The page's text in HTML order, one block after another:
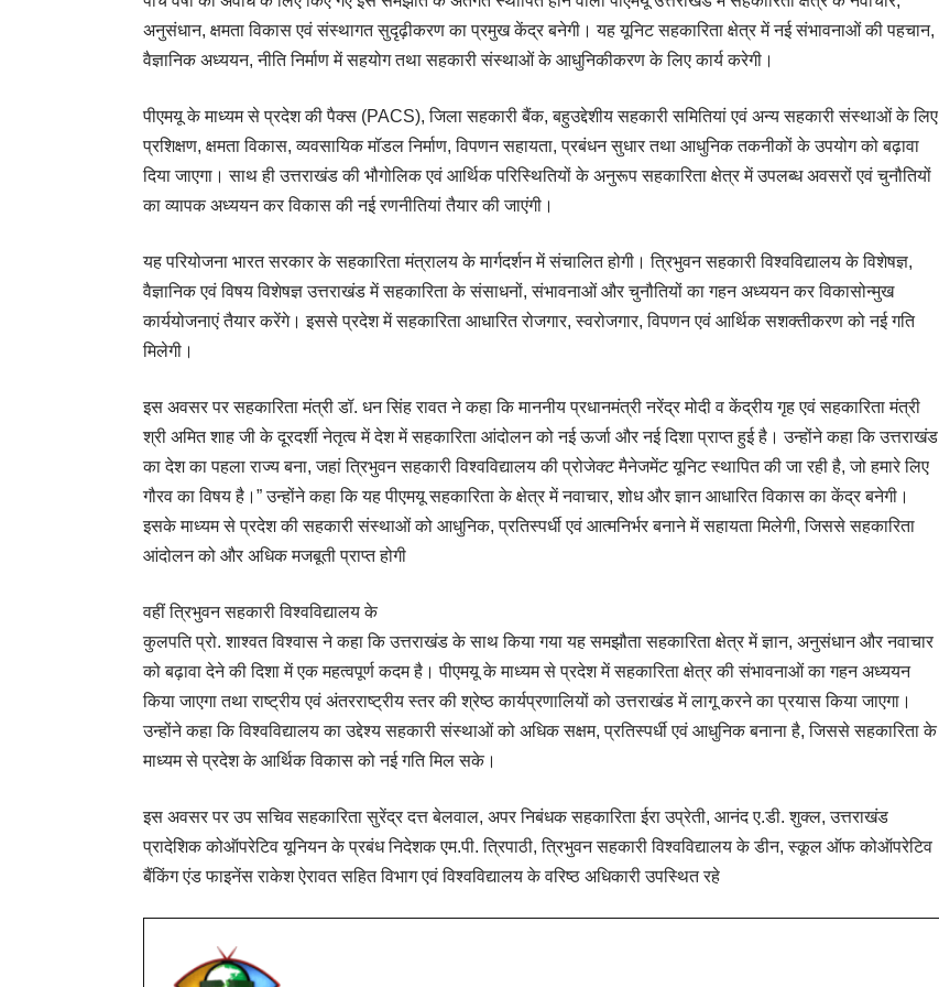
अनुसंधान, क्षमता विकास एवं संस्थागत सुदृढ़ीकरण का प्रमुख केंद्र बनेगी। यह यूनिट सहकारिता क्षेत्र में नई संभावनाओं की पहचान,
वैज्ञानिक अध्ययन, नीति निर्माण में सहयोग तथा सहकारी संस्थाओं के आधुनिकीकरण के लिए कार्य करेगी।
पीएमयू के माध्यम से प्रदेश की पैक्स (PACS), जिला सहकारी बैंक, बहुउद्देशीय सहकारी समितियां एवं अन्य सहकारी संस्थाओं के लिए
प्रशिक्षण, क्षमता विकास, व्यवसायिक मॉडल निर्माण, विपणन सहायता, प्रबंधन सुधार तथा आधुनिक तकनीकों के उपयोग को बढ़ावा
दिया जाएगा। साथ ही उत्तराखंड की भौगोलिक एवं आर्थिक परिस्थितियों के अनुरूप सहकारिता क्षेत्र में उपलब्ध अवसरों एवं चुनौतियों
का व्यापक अध्ययन कर विकास की नई रणनीतियां तैयार की जाएंगी।
यह परियोजना भारत सरकार के सहकारिता मंत्रालय के मार्गदर्शन में संचालित होगी। त्रिभुवन सहकारी विश्वविद्यालय के विशेषज्ञ,
वैज्ञानिक एवं विषय विशेषज्ञ उत्तराखंड में सहकारिता के संसाधनों, संभावनाओं और चुनौतियों का गहन अध्ययन कर विकासोन्मुख
कार्ययोजनाएं तैयार करेंगे। इससे प्रदेश में सहकारिता आधारित रोजगार, स्वरोजगार, विपणन एवं आर्थिक सशक्तीकरण को नई गति
मिलेगी।
इस अवसर पर सहकारिता मंत्री डॉ. धन सिंह रावत ने कहा कि माननीय प्रधानमंत्री नरेंद्र मोदी व केंद्रीय गृह एवं सहकारिता मंत्री
श्री अमित शाह जी के दूरदर्शी नेतृत्व में देश में सहकारिता आंदोलन को नई ऊर्जा और नई दिशा प्राप्त हुई है। उन्होंने कहा कि उत्तराखंड
का देश का पहला राज्य बना, जहां त्रिभुवन सहकारी विश्वविद्यालय की प्रोजेक्ट मैनेजमेंट यूनिट स्थापित की जा रही है, जो हमारे लिए
गौरव का विषय है।” उन्होंने कहा कि यह पीएमयू सहकारिता के क्षेत्र में नवाचार, शोध और ज्ञान आधारित विकास का केंद्र बनेगी।
इसके माध्यम से प्रदेश की सहकारी संस्थाओं को आधुनिक, प्रतिस्पर्धी एवं आत्मनिर्भर बनाने में सहायता मिलेगी, जिससे सहकारिता
आंदोलन को और अधिक मजबूती प्राप्त होगी
वहीं त्रिभुवन सहकारी विश्वविद्यालय के
कुलपति प्रो. शाश्वत विश्वास ने कहा कि उत्तराखंड के साथ किया गया यह समझौता सहकारिता क्षेत्र में ज्ञान, अनुसंधान और नवाचार
को बढ़ावा देने की दिशा में एक महत्वपूर्ण कदम है। पीएमयू के माध्यम से प्रदेश में सहकारिता क्षेत्र की संभावनाओं का गहन अध्ययन
किया जाएगा तथा राष्ट्रीय एवं अंतरराष्ट्रीय स्तर की श्रेष्ठ कार्यप्रणालियों को उत्तराखंड में लागू करने का प्रयास किया जाएगा।
उन्होंने कहा कि विश्वविद्यालय का उद्देश्य सहकारी संस्थाओं को अधिक सक्षम, प्रतिस्पर्धी एवं आधुनिक बनाना है, जिससे सहकारिता के
माध्यम से प्रदेश के आर्थिक विकास को नई गति मिल सके।
इस अवसर पर उप सचिव सहकारिता सुरेंद्र दत्त बेलवाल, अपर निबंधक सहकारिता ईरा उप्रेती, आनंद ए.डी. शुक्ल, उत्तराखंड
प्रादेशिक कोऑपरेटिव यूनियन के प्रबंध निदेशक एम.पी. त्रिपाठी, त्रिभुवन सहकारी विश्वविद्यालय के डीन, स्कूल ऑफ कोऑपरेटिव
बैंकिंग एंड फाइनेंस राकेश ऐरावत सहित विभाग एवं विश्वविद्यालय के वरिष्ठ अधिकारी उपस्थित रहे